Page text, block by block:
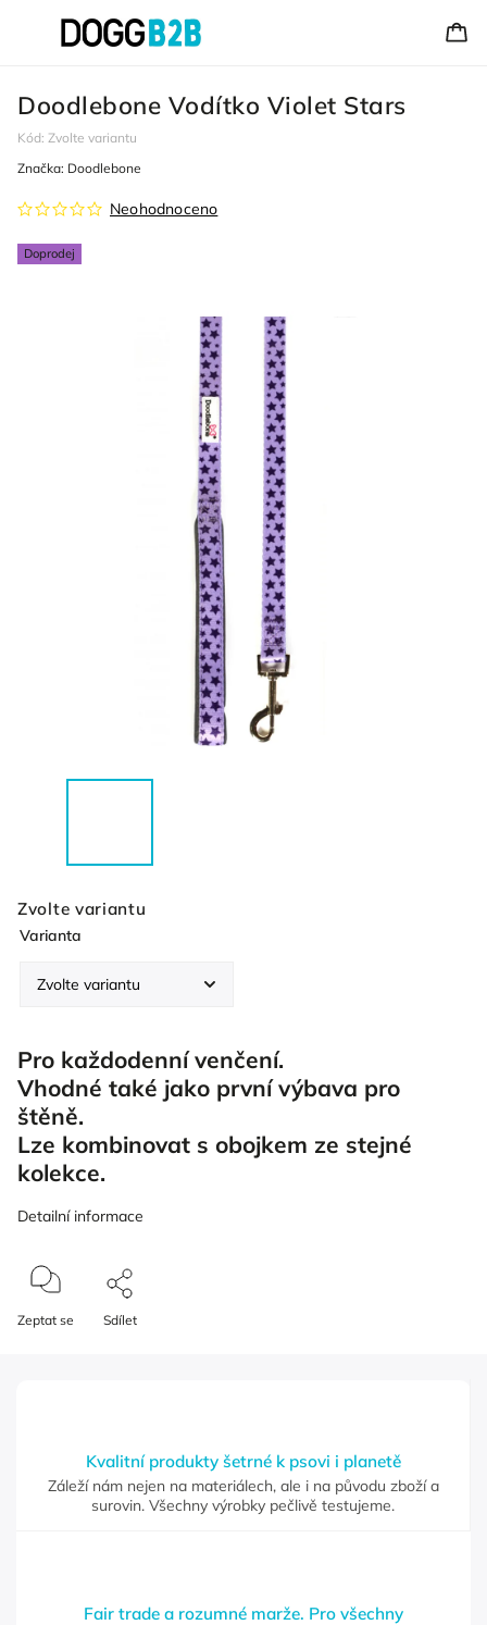
Doodlebone Vodítko Violet Stars
Kód: Zvolte variantu
Doprodej
Neohodnoceno
Značka: Doodlebone
Zvolte variantu
Varianta
Pro každodenní venčení.
Vhodné také jako první výbava pro
štěně.
Lze kombinovat s obojkem ze stejné
kolekce.
Detailní informace
Zeptat se Sdílet
Kvalitní produkty šetrné k psovi i planetě
Záleží nám nejen na materiálech, ale i na původu zboží a
surovin. Všechny výrobky pečlivě testujeme.
Fair trade a rozumné marže. Pro všechny